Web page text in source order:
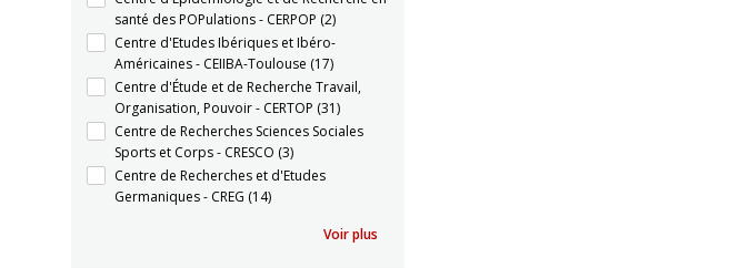
santé des POPulations - CERPOP (2)
Centre d'Etudes Ibériques et Ibéro-
Américaines - CEIIBA-Toulouse (17)
Centre d'Étude et de Recherche Travail,
Organisation, Pouvoir - CERTOP (31)
Centre de Recherches Sciences Sociales
Sports et Corps - CRESCO (3)
Centre de Recherches et d'Etudes
Germaniques - CREG (14)
Voir plus